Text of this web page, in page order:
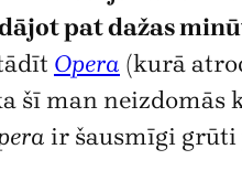
pat dažas
Opera (kurā
šī man neizdomās
ir šausmīgi grūti